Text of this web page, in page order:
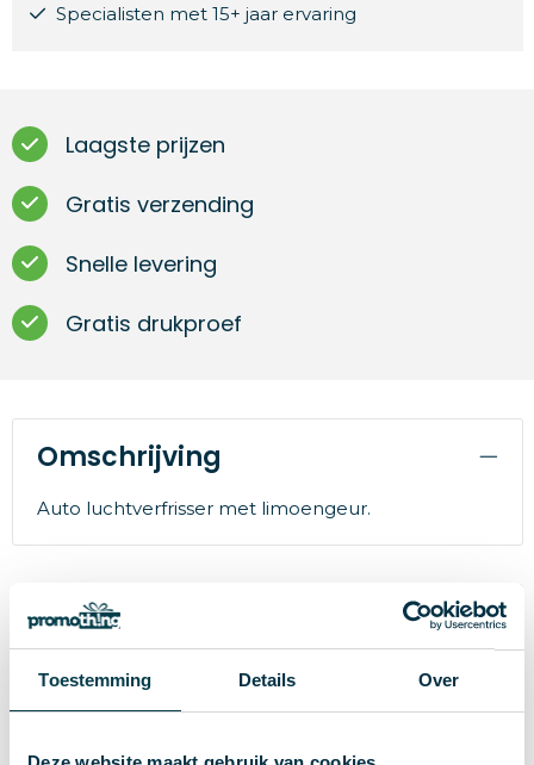
Toestemming Details Over
Specialisten met 15+ jaar ervaring
Laagste prijzen
Gratis verzending
Snelle levering
Gratis drukproef
Omschrijving
Auto luchtverfrisser met limoengeur.
Specificaties
Artikelnummer